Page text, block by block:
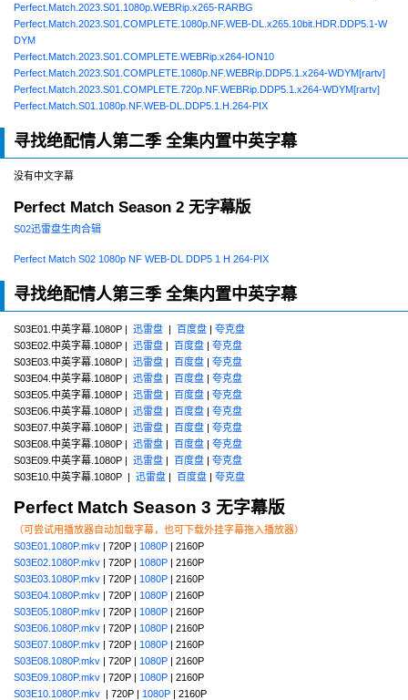
Perfect.Match.2023.S01.1080p.WEBRip.x265-RARBG
Perfect.Match.2023.S01.COMPLETE.1080p.NF.WEB-DL.x265.10bit.HDR.DDP5.1-W
DYM
Perfect.Match.2023.S01.COMPLETE.WEBRip.x264-ION10
Perfect.Match.2023.S01.COMPLETE.1080p.NF.WEBRip.DDP5.1.x264-WDYM[rartv]
Perfect.Match.2023.S01.COMPLETE.720p.NF.WEBRip.DDP5.1.x264-WDYM[rartv]
Perfect.Match.S01.1080p.NF.WEB-DL.DDP5.1.H.264-PIX
寻找绝配情人第二季 全集内置中英字幕
没有中文字幕
Perfect Match Season 2 无字幕版
S02迅雷盘生肉合辑
Perfect Match S02 1080p NF WEB-DL DDP5 1 H 264-PIX
寻找绝配情人第三季 全集内置中英字幕
S03E01.中英字幕.1080P | 迅雷盘 | 百度盘 | 夸克盘
S03E02.中英字幕.1080P | 迅雷盘 | 百度盘 | 夸克盘
S03E03.中英字幕.1080P | 迅雷盘 | 百度盘 | 夸克盘
S03E04.中英字幕.1080P | 迅雷盘 | 百度盘 | 夸克盘
S03E05.中英字幕.1080P | 迅雷盘 | 百度盘 | 夸克盘
S03E06.中英字幕.1080P | 迅雷盘 | 百度盘 | 夸克盘
S03E07.中英字幕.1080P | 迅雷盘 | 百度盘 | 夸克盘
S03E08.中英字幕.1080P | 迅雷盘 | 百度盘 | 夸克盘
S03E09.中英字幕.1080P | 迅雷盘 | 百度盘 | 夸克盘
S03E10.中英字幕.1080P | 迅雷盘 | 百度盘 | 夸克盘
Perfect Match Season 3 无字幕版
（可尝试用播放器自动加载字幕，也可下载外挂字幕拖入播放器）
S03E01.1080P.mkv | 720P | 1080P | 2160P
S03E02.1080P.mkv | 720P | 1080P | 2160P
S03E03.1080P.mkv | 720P | 1080P | 2160P
S03E04.1080P.mkv | 720P | 1080P | 2160P
S03E05.1080P.mkv | 720P | 1080P | 2160P
S03E06.1080P.mkv | 720P | 1080P | 2160P
S03E07.1080P.mkv | 720P | 1080P | 2160P
S03E08.1080P.mkv | 720P | 1080P | 2160P
S03E09.1080P.mkv | 720P | 1080P | 2160P
S03E10.1080P.mkv | 720P | 1080P | 2160P